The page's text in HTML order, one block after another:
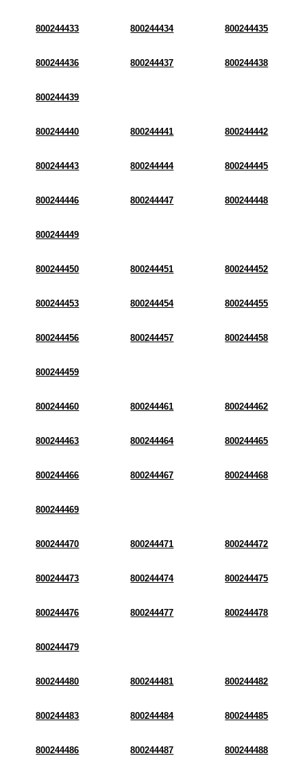
800244433 800244434 800244435
800244436 800244437 800244438
800244439
800244440 800244441 800244442
800244443 800244444 800244445
800244446 800244447 800244448
800244449
800244450 800244451 800244452
800244453 800244454 800244455
800244456 800244457 800244458
800244459
800244460 800244461 800244462
800244463 800244464 800244465
800244466 800244467 800244468
800244469
800244470 800244471 800244472
800244473 800244474 800244475
800244476 800244477 800244478
800244479
800244480 800244481 800244482
800244483 800244484 800244485
800244486 800244487 800244488